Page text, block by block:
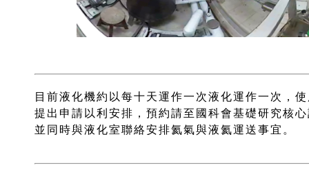
目前液化機約以每十天運作一次液化運作一次，
提出申請以利安排，預約請至國科會基礎研究核
並同時與液化室聯絡安排氦氣與液氦運送事宜。